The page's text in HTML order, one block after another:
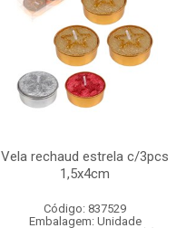
Vela rechaud estrela c/3pcs
1,5x4cm
Código: 837529
Embalagem: Unidade